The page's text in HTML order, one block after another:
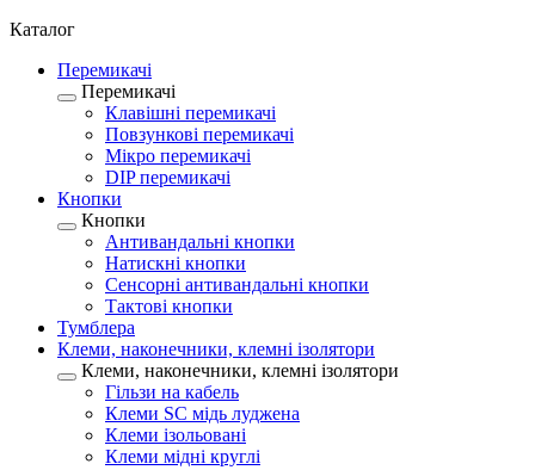
Каталог
Перемикачі
Перемикачі
Клавішні перемикачі
Повзункові перемикачі
Мікро перемикачі
DIP перемикачі
Кнопки
Кнопки
Антивандальні кнопки
Натискні кнопки
Сенсорні антивандальні кнопки
Тактові кнопки
Тумблера
Клеми, наконечники, клемні ізолятори
Клеми, наконечники, клемні ізолятори
Гільзи на кабель
Клеми SC мідь луджена
Клеми ізольовані
Клеми мідні круглі